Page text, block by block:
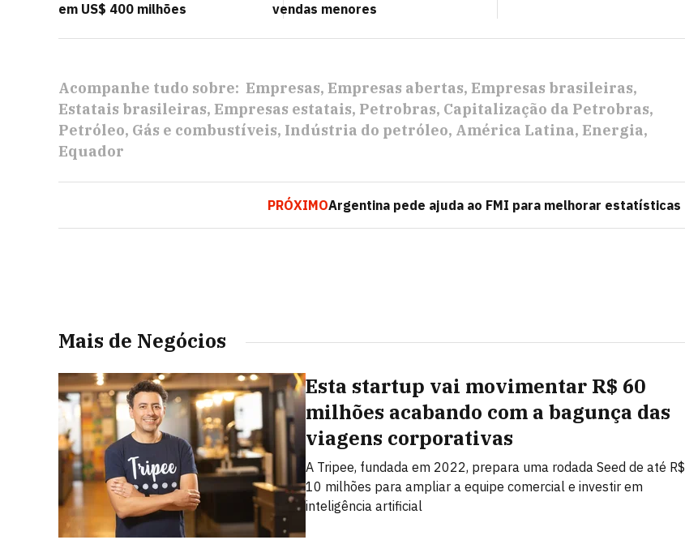
em US$ 400 milhões
vendas menores
Acompanhe tudo sobre: Empresas Empresas abertas Empresas brasileiras
Estatais brasileiras Empresas estatais Petrobras Capitalização da Petrobras
Petróleo Gás e combustíveis Indústria do petróleo América Latina Energia
Equador
PRÓXIMOArgentina pede ajuda ao FMI para melhorar estatísticas
Mais de Negócios
Esta startup vai movimentar R$ 60
milhões acabando com a bagunça das
viagens corporativas
A Tripee, fundada em 2022, prepara uma rodada Seed de até R$
10 milhões para ampliar a equipe comercial e investir em
inteligência artificial